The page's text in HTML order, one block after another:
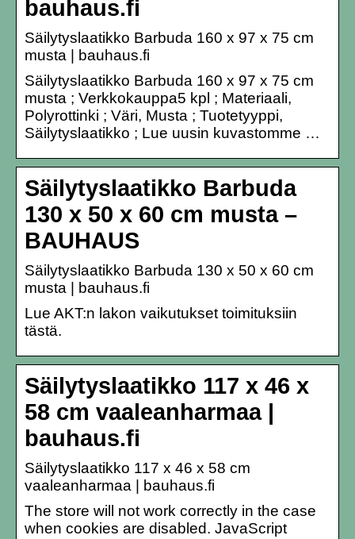
bauhaus.fi
Säilytyslaatikko Barbuda 160 x 97 x 75 cm
musta | bauhaus.fi
Säilytyslaatikko Barbuda 160 x 97 x 75 cm
musta ; Verkkokauppa5 kpl ; Materiaali,
Polyrottinki ; Väri, Musta ; Tuotetyyppi,
Säilytyslaatikko ; Lue uusin kuvastomme …
Säilytyslaatikko Barbuda
130 x 50 x 60 cm musta –
BAUHAUS
Säilytyslaatikko Barbuda 130 x 50 x 60 cm
musta | bauhaus.fi
Lue AKT:n lakon vaikutukset toimituksiin
tästä.
Säilytyslaatikko 117 x 46 x
58 cm vaaleanharmaa |
bauhaus.fi
Säilytyslaatikko 117 x 46 x 58 cm
vaaleanharmaa | bauhaus.fi
The store will not work correctly in the case
when cookies are disabled. JavaScript